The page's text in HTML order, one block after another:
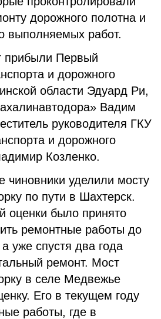
дорожного полотна и
выполняемых работ.
прибыли Первый
и дорожного
области Эдуард Ри,
Вадим
руководителя ГКУ
и дорожного
Козленко.
чиновники уделили мосту
по пути в Шахтерск.
оценки было принято
ремонтные работы до
уже спустя два года
ремонт. Мост
в селе Медвежье
Его в текущем году
работы, где в